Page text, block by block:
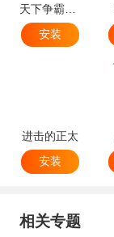
天下争霸三国志
安装
进击的正太
安装
相关专题